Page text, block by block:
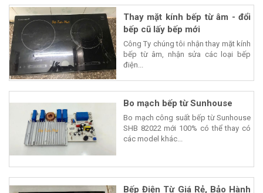
Thay mặt kính bếp từ âm - đổi
bếp cũ lấy bếp mới
Công Ty chúng tôi nhận thay mặt kính
bếp từ âm, nhận sửa các loại bếp
điện...
Bo mạch bếp từ Sunhouse
Bo mạch công suất bếp từ Sunhouse
SHB 82022 mới 100% có thể thay có
các model khác...
Bếp Điện Từ Giá Rẻ, Bảo Hành